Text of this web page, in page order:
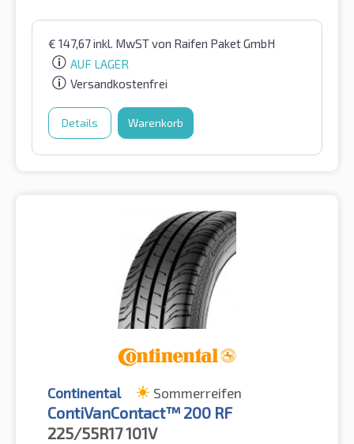
€ 147,67inkl. MwSTvon Raifen Paket GmbH
AUF LAGER
Versandkostenfrei
Details Warenkorb
Continental Sommerreifen
ContiVanContact™ 200 RF
225/55R17101V